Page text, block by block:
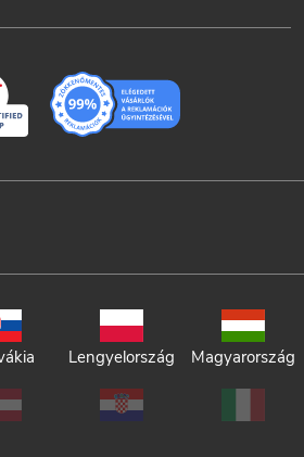
Lengyelország Magyarország